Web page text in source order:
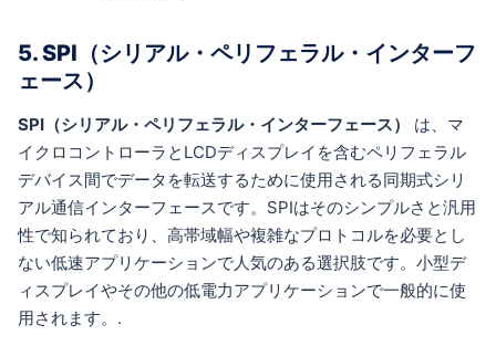
5. SPI（シリアル・ペリフェラル・インターフ
ェース）
SPI（シリアル・ペリフェラル・インターフェース）
は、マ
イクロコントローラとLCDディスプレイを含むペリフェラル
デバイス間でデータを転送するために使用される同期式シリ
アル通信インターフェースです。SPIはそのシンプルさと汎用
性で知られており、高帯域幅や複雑なプロトコルを必要とし
ない低速アプリケーションで人気のある選択肢です。小型デ
ィスプレイやその他の低電力アプリケーションで一般的に使
用されます。.